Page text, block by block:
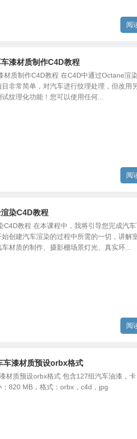
阅
漆材质制作C4D教程
材质制作C4D教程 在C4D中通过Octane渲
非常简单，对汽车进行纹理处理，但改用
纹理化功能！您可以使用任何...
阅
染C4D教程
C4D教程 在本课程中，我将引导您完成汽
创建汽车渲染的过程中所需的一切，讲解
材质的制作、摄影棚场景灯光、真实环...
阅
车漆材质预设orbx格式
材质预设orbx格式 包含127组汽车油漆，卡
820 MB，格式：orbx，c4d，jpg